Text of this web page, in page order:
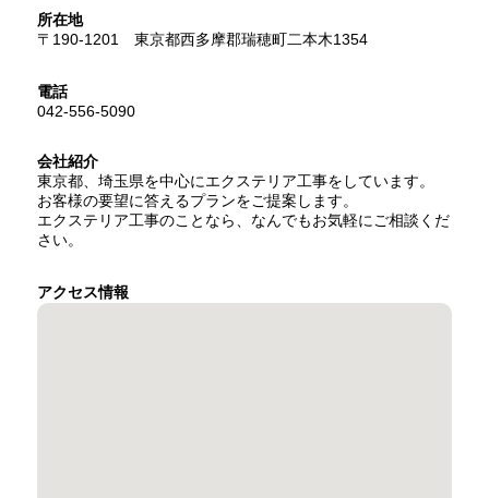
所在地
〒190-1201 東京都西多摩郡瑞穂町二本木1354
電話
042-556-5090
会社紹介
東京都、埼玉県を中心にエクステリア工事をしています。
お客様の要望に答えるプランをご提案します。
エクステリア工事のことなら、なんでもお気軽にご相談くだ
さい。
アクセス情報